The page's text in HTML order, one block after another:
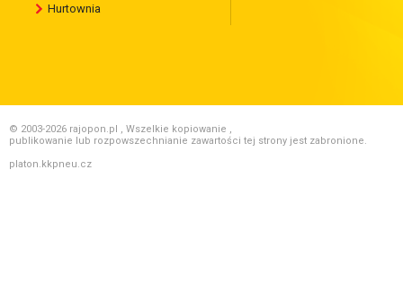
Hurtownia
© 2003-2026 rajopon.pl , Wszelkie kopiowanie ,
publikowanie lub rozpowszechnianie zawartości tej strony jest zabronione.
platon.kkpneu.cz